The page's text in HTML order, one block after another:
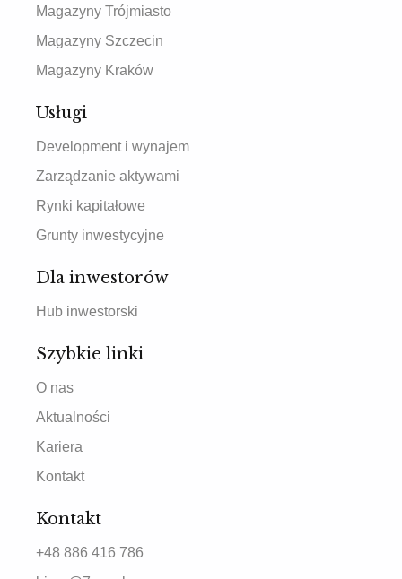
Magazyny Trójmiasto
Magazyny Szczecin
Magazyny Kraków
Usługi
Development i wynajem
Zarządzanie aktywami
Rynki kapitałowe
Grunty inwestycyjne
Dla inwestorów
Hub inwestorski
Szybkie linki
O nas
Aktualności
Kariera
Kontakt
Kontakt
+48 886 416 786